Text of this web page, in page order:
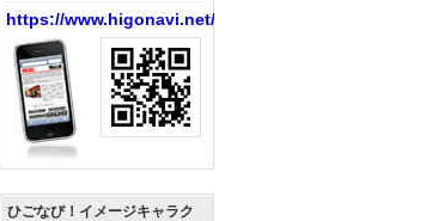
https://www.higonavi.net/
ひごなび！イメージキャラク